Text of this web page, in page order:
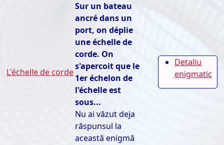
L'échelle de corde
Sur un bateau
ancré dans un
port, on déplie
une échelle de
corde. On
s'apercoit que le
1er échelon de
l'échelle est
sous...
Nu ai văzut deja
răspunsul la
această enigmă
Detaliu
enigmatic